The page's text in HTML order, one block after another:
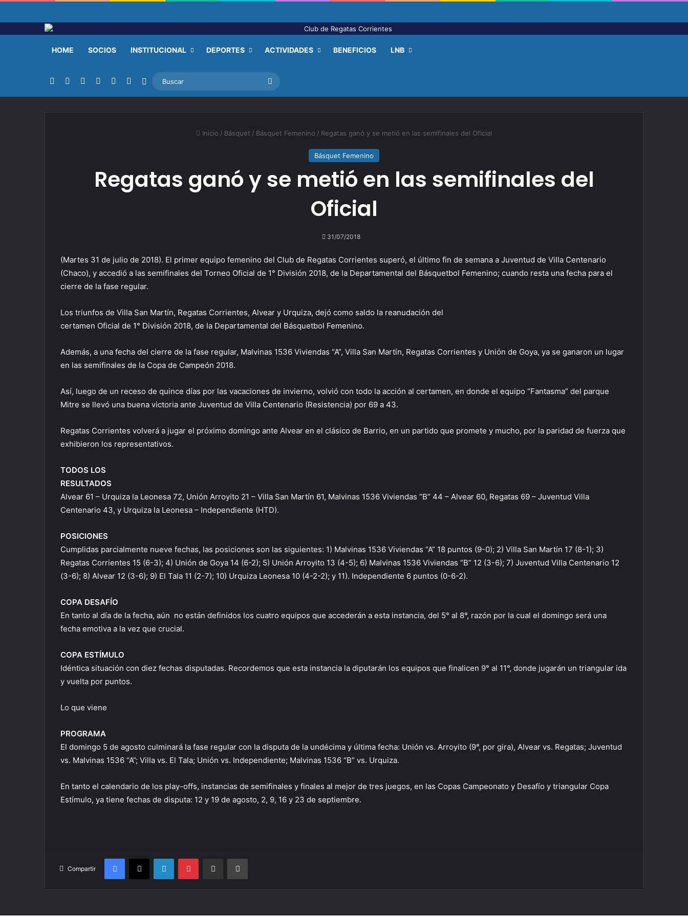
HOME SOCIOS INSTITUCIONAL DEPORTES ACTIVIDADES BENEFICIOS LNB
Facebook YouTubeInstagram
TikTokRSS Switch skin Buscar
Inicio / Básquet / Básquet Femenino / Regatas ganó y se metió en las semifinales del Oficial
Básquet Femenino
Regatas ganó y se metió en las semifinales del
Oficial
31/07/2018
(Martes 31 de julio de 2018). El primer equipo femenino del Club de Regatas Corrientes superó, el último fin de semana a Juventud de Villa Centenario
(Chaco), y accedió a las semifinales del Torneo Oficial de 1° División 2018, de la Departamental del Básquetbol Femenino; cuando resta una fecha para el
cierre de la fase regular.
Los triunfos de Villa San Martín, Regatas Corrientes, Alvear y Urquiza, dejó como saldo la reanudación del
certamen Oficial de 1° División 2018, de la Departamental del Básquetbol Femenino.
Además, a una fecha del cierre de la fase regular, Malvinas 1536 Viviendas “A”, Villa San Martín, Regatas Corrientes y Unión de Goya, ya se ganaron un lugar
en las semifinales de la Copa de Campeón 2018.
Así, luego de un receso de quince días por las vacaciones de invierno, volvió con todo la acción al certamen, en donde el equipo “Fantasma” del parque
Mitre se llevó una buena victoria ante Juventud de Villa Centenario (Resistencia) por 69 a 43.
Regatas Corrientes volverá a jugar el próximo domingo ante Alvear en el clásico de Barrio, en un partido que promete y mucho, por la paridad de fuerza que
exhibieron los representativos.
TODOS LOS
RESULTADOS
Alvear 61 – Urquiza la Leonesa 72, Unión Arroyito 21 – Villa San Martín 61, Malvinas 1536 Viviendas “B” 44 – Alvear 60, Regatas 69 – Juventud Villa
Centenario 43, y Urquiza la Leonesa – Independiente (HTD).
POSICIONES
Cumplidas parcialmente nueve fechas, las posiciones son las siguientes: 1) Malvinas 1536 Viviendas “A” 18 puntos (9-0); 2) Villa San Martín 17 (8-1); 3)
Regatas Corrientes 15 (6-3); 4) Unión de Goya 14 (6-2); 5) Unión Arroyito 13 (4-5); 6) Malvinas 1536 Viviendas “B” 12 (3-6); 7) Juventud Villa Centenario 12
(3-6); 8) Alvear 12 (3-6); 9) El Tala 11 (2-7); 10) Urquiza Leonesa 10 (4-2-2); y 11). Independiente 6 puntos (0-6-2).
COPA DESAFÍO
En tanto al día de la fecha, aún no están definidos los cuatro equipos que accederán a esta instancia, del 5° al 8°, razón por la cual el domingo será una
fecha emotiva a la vez que crucial.
COPA ESTÍMULO
Idéntica situación con diez fechas disputadas. Recordemos que esta instancia la diputarán los equipos que finalicen 9° al 11°, donde jugarán un triangular ida
y vuelta por puntos.
Lo que viene
PROGRAMA
El domingo 5 de agosto culminará la fase regular con la disputa de la undécima y última fecha: Unión vs. Arroyito (9°, por gira), Alvear vs. Regatas; Juventud
vs. Malvinas 1536 “A”; Villa vs. El Tala; Unión vs. Independiente; Malvinas 1536 “B” vs. Urquiza.
En tanto el calendario de los play-offs, instancias de semifinales y finales al mejor de tres juegos, en las Copas Campeonato y Desafío y triangular Copa
Estímulo, ya tiene fechas de disputa: 12 y 19 de agosto, 2, 9, 16 y 23 de septiembre.
Compartir
Facebook
X LinkedInPinterest Compartir vía correo electrónicoImprimir